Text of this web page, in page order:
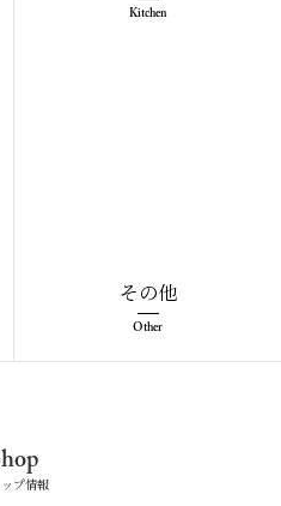
Kitchen
その他
Other
プ情報